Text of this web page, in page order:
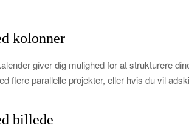
kolonner
giver dig mulighed for at strukturere
flere parallelle projekter, eller hvis du vil
billede